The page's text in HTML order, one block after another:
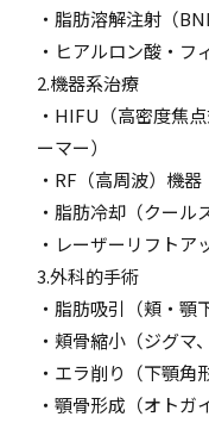
・脂肪溶解注射（
・ヒアルロン酸・フ
2.機器系治療
・HIFU（高密度焦
ーマー）
・RF（高周波）機器
・脂肪冷却（クール
・レーザーリフトア
3.外科的手術
・脂肪吸引（頬・顎
・頬骨縮小（ジグマ
・エラ削り（下顎角
・顎骨形成（オトガ